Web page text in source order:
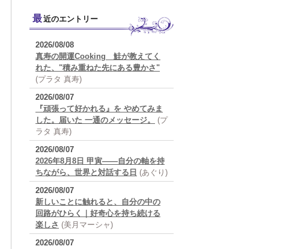
最近のエントリー
2026/08/08
真寿の開運Cooking 鮭が教えてく
れた、"積み重ねた先にある豊かさ"
(プラタ 真寿)
2026/08/07
『頑張って好かれる』を やめてみま
した。届いた 一通のメッセージ。
(プ
ラタ 真寿)
2026/08/07
2026年8月8日 甲寅――自分の軸を持
ちながら、世界と対話する日 (あぐり)
2026/08/07
新しいことに触れると、自分の中の
回路がひらく｜好奇心を持ち続ける
楽しさ (美月マーシャ)
2026/08/07